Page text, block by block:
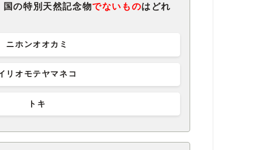
の特別天然記念物でないものはどれ
ニホンオオカミ
リオモテヤマネコ
トキ